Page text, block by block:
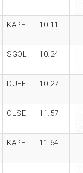
KAPE 10.11
SGOL 10.24
DUFF 10.27
OLSE 11.57
KAPE 11.64